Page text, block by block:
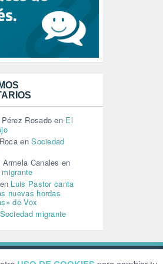
(5)
(232)
(26)
(1)
(8)
CIUDADANA (392)
(12)
(2)
(1)
(2)
(367)
(357)
Rosado en El
enSociedad
Canales en
en Luis Pastor canta
nuevas hordas
de Vox
Sociedad migrante